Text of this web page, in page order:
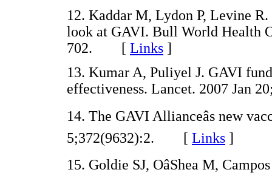
12. Kaddar M, Lydon P, Levine
look at GAVI. Bull World Health
702. [ Links ]
13. Kumar A, Puliyel J. GAVI
effectiveness. Lancet. 2007
14. The GAVI Allianceâs new
5;372(9632):2. [ Links ]
15. Goldie SJ, OâShea M,